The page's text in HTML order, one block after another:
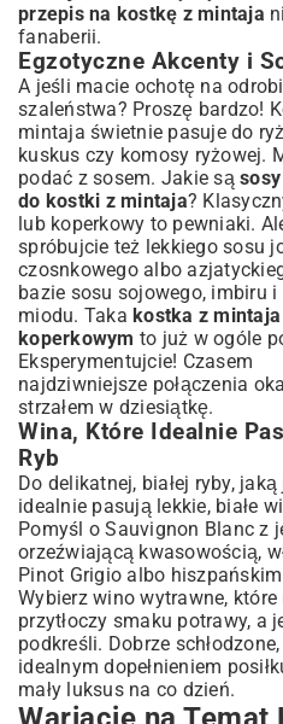
przepis na kostkę z mintaja
fanaberii.
Egzotyczne Akcenty i
A jeśli macie ochotę na
szaleństwa? Proszę bardzo!
mintaja świetnie pasuje do
kuskus czy komosy ryżowej.
podać z sosem. Jakie są
do kostki z mintaja?
lub koperkowy to pewniaki.
spróbujcie też lekkiego sosu
czosnkowego albo
bazie sosu sojowego, imbiru i
miodu. Taka kostka z
koperkowym to już w ogóle
Eksperymentujcie! Czasem
najdziwniejsze połączenia
strzałem w dziesiątkę.
Wina, Które Idealnie
Ryb
Do delikatnej, białej ryby,
idealnie pasują lekkie, białe
Pomyśl o Sauvignon Blanc z
orzeźwiającą kwasowością,
Pinot Grigio albo
Wybierz wino wytrawne, które
przytłoczy smaku potrawy, a
podkreśli. Dobrze
idealnym dopełnieniem
mały luksus na co dzień.